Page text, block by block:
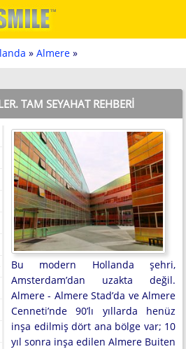
» Almere »
TAM SEYAHAT REHBERI
Bu modern Hollanda şehri,
Amsterdam’dan uzakta değil.
Almere - Almere Stad’da ve Almere
Cenneti’nde 90’lı yıllarda henüz
inşa edilmiş dört ana bölge var; 10
yıl sonra inşa edilen Almere Buiten